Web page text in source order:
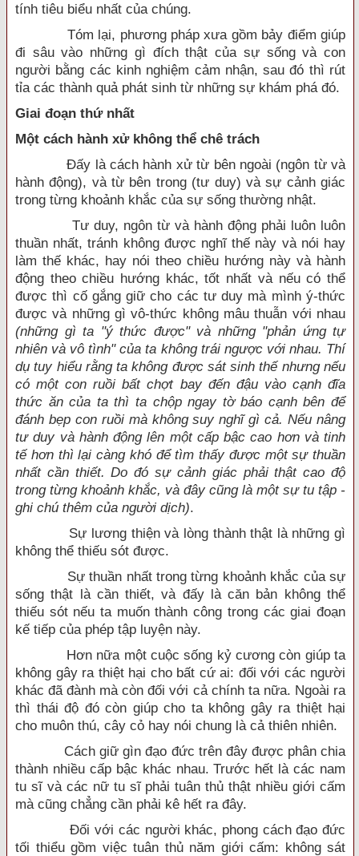
tính tiêu biểu nhất của chúng.
Tóm lại, phương pháp xưa gồm bảy điểm giúp
đi sâu vào những gì đích thật của sự sống và con
người bằng các kinh nghiệm cảm nhận, sau đó thì rút
tỉa các thành quả phát sinh từ những sự khám phá đó.
Giai đoạn thứ nhất
Một cách hành xử không thể chê trách
Đấy là cách hành xử từ bên ngoài (ngôn từ và
hành động), và từ bên trong (tư duy) và sự cảnh giác
trong từng khoảnh khắc của sự sống thường nhật.
Tư duy, ngôn từ và hành động phải luôn luôn
thuần nhất, tránh không được nghĩ thế này và nói hay
làm thế khác, hay nói theo chiều hướng này và hành
động theo chiều hướng khác, tốt nhất và nếu có thể
được thì cố gắng giữ cho các tư duy mà mình ý-thức
được và những gì vô-thức không mâu thuẫn với nhau
(những gì ta "ý thức được" và những "phản ứng tự
nhiên và vô tình" của ta không trái ngược với nhau. Thí
dụ tuy hiểu rằng ta không được sát sinh thế nhưng nếu
có một con ruồi bất chợt bay đến đậu vào cạnh đĩa
thức ăn của ta thì ta chộp ngay tờ báo cạnh bên để
đánh bẹp con ruồi mà không suy nghĩ gì cả. Nếu nâng
tư duy và hành động lên một cấp bậc cao hơn và tinh
tế hơn thì lại càng khó để tìm thấy được một sự thuần
nhất cần thiết. Do đó sự cảnh giác phải thật cao độ
trong từng khoảnh khắc, và đây cũng là một sự tu tập -
ghi chú thêm của người dịch).
Sự lương thiện và lòng thành thật là những gì
không thể thiếu sót được.
Sự thuần nhất trong từng khoảnh khắc của sự
sống thật là cần thiết, và đấy là căn bản không thể
thiếu sót nếu ta muốn thành công trong các giai đoạn
kế tiếp của phép tập luyện này.
Hơn nữa một cuộc sống kỷ cương còn giúp ta
không gây ra thiệt hại cho bất cứ ai: đối với các người
khác đã đành mà còn đối với cả chính ta nữa. Ngoài ra
thì thái độ đó còn giúp cho ta không gây ra thiệt hại
cho muôn thú, cây cỏ hay nói chung là cả thiên nhiên.
Cách giữ gìn đạo đức trên đây được phân chia
thành nhiều cấp bậc khác nhau. Trước hết là các nam
tu sĩ và các nữ tu sĩ phải tuân thủ thật nhiều giới cấm
mà cũng chẳng cần phải kê hết ra đây.
Đối với các người khác, phong cách đạo đức
tối thiểu gồm việc tuân thủ năm giới cấm: không sát